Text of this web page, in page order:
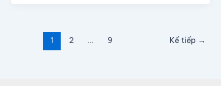
1 2 … 9 Kế tiếp →